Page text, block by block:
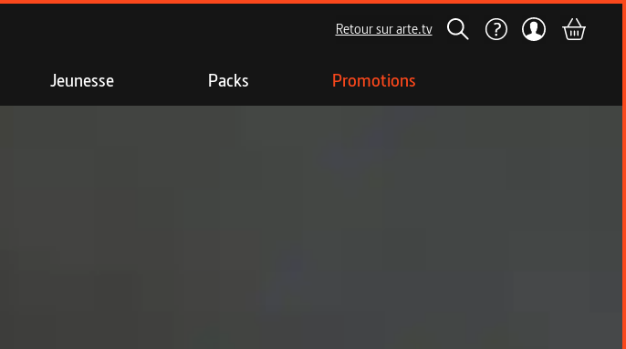
Retour sur arte.tv
Jeunesse Packs Promotions